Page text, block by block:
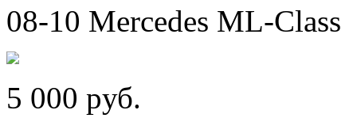
08-10 Mercedes ML-Class
5 000 pуб.